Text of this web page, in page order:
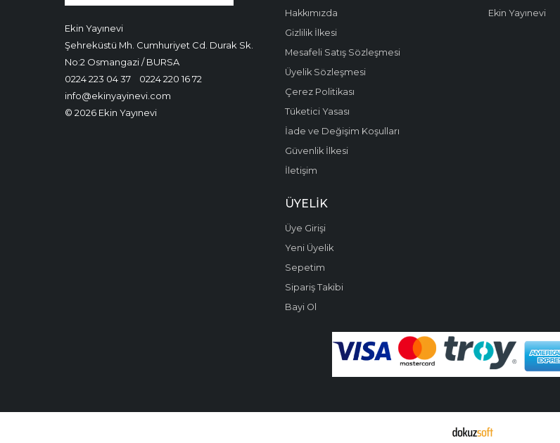
Ekin Yayınevi
Şehreküstü Mh. Cumhuriyet Cd. Durak Sk.
No:2 Osmangazi / BURSA
0224 223 04 37
0224 220 16 72
info@ekinyayinevi.com
© 2026 Ekin Yayınevi
Hakkımızda
Gizlilik İlkesi
Mesafeli Satış Sözleşmesi
Üyelik Sözleşmesi
Çerez Politikası
Tüketici Yasası
İade ve Değişim Koşulları
Güvenlik İlkesi
İletişim
Ekin Yayınevi
ÜYELIK
Üye Girişi
Yeni Üyelik
Sepetim
Sipariş Takibi
Bayi Ol